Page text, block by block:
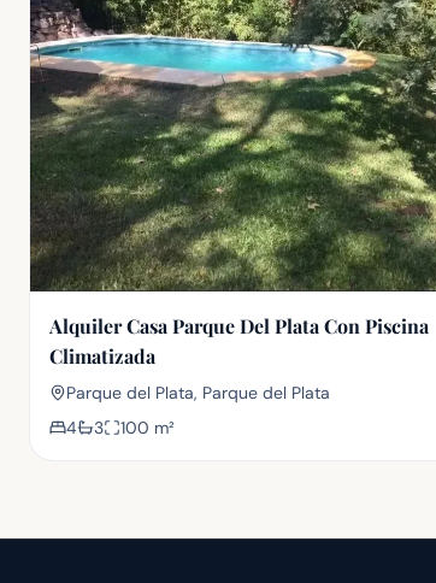
Alquiler Casa Parque Del Plata Con Piscina
Climatizada
Parque del Plata, Parque del Plata
4
3 100 m²